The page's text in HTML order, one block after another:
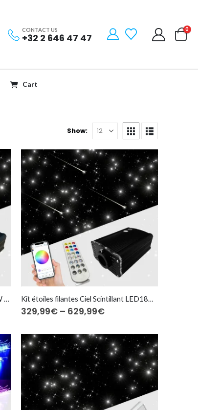
CONTACT US
+32 2 646 47 47
0
Cart
Show:
Kit ciel étoilé Scintillant LED18W RGBW Bluetooth ⎜200 à 1.200 fibres optiques Kit étoiles filantes Ciel Scintillant LED18W RGBW
329,99€ – 629,99€Price
through
629,99€